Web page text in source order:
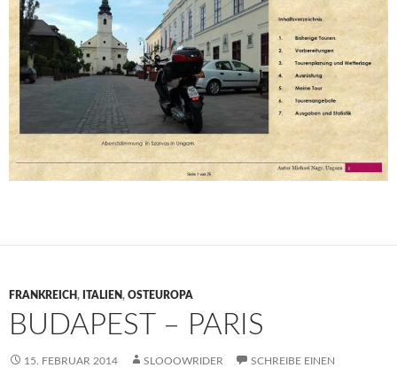
FRANKREICH, ITALIEN, OSTEUROPA
BUDAPEST – PARIS
15. FEBRUAR 2014 SLOOOWRIDER
SCHREIBE EINEN